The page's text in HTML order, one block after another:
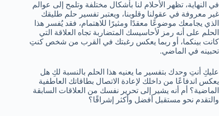
في النهاية، تظهر الأحلام لنا بأشكال مختلفة وتلمح إلى عوالم
غير معروفة في عقولنا وقلوبنا، ويعتبر تفسير حلم طليقك
الذي يجامعك موضوعًا معقدًا ومثيرًا للاهتمام، فقد يُفسر هذا
الحلم على أنه رمز لأحاسيسك المتضاربة تجاه العلاقة التي
كانت بينكما، أو ربما يعكس رغبتك في القرب من شخص كنتِ
تحبينه في الماضي.
عليكِ أنتِ وحدك بتفسير ما يعنيه هذا الحلم بالنسبة لكِ هل
يعكس اندفاعًا من داخلك لإعادة الاتصال بطاقاتك العاطفية
الماضية؟ أم أنه يشير إلى تحرير نفسك من العلاقات السابقة
والتقدم نحو مستقبل أفضل وأكثر إشراقًا؟